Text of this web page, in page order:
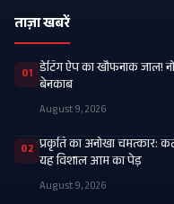
ताज़ा खबरें
01 डेटिंग ऐप का खौफनाक जाल!
बेनकाब
August 9, 2026
02 प्रकृति का अनोखा चमत्कार:
यह विशाल आम का पेड़
August 9, 2026